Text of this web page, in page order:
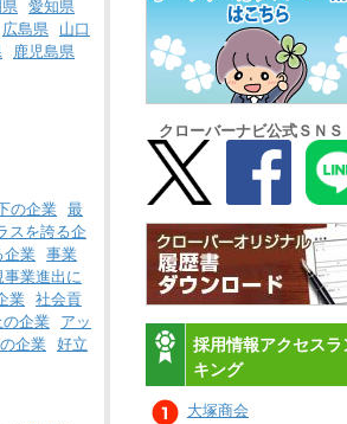
愛知県
広島県
山口
鹿児島県
の企業 最
スを誇る企
企業 事業
事業進出に
業 社会貢
の企業
アッ
企業 好立
クローバーナビ公式ＳＮＳ
採用情報アクセスラ
キング
大塚商会